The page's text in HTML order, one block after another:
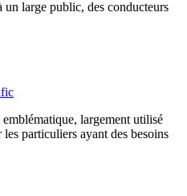
un large public, des conducteurs
largement utilisé
particuliers ayant des besoins